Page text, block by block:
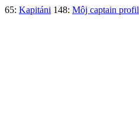
65: Kapitáni 148: Môj captain profil